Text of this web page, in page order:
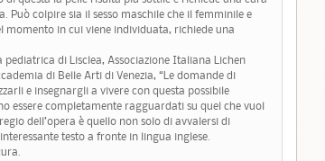
colpire sia il sesso maschile che il femminile e
in cui viene individuata, richiede una
di Lisclea, Associazione Italiana Lichen
di Belle Arti di Venezia, “Le domande di
e insegnargli a vivere con questa possibile
essere completamente ragguardati su quel che vuol
dell’opera è quello non solo di avvalersi di
testo a fronte in lingua inglese.